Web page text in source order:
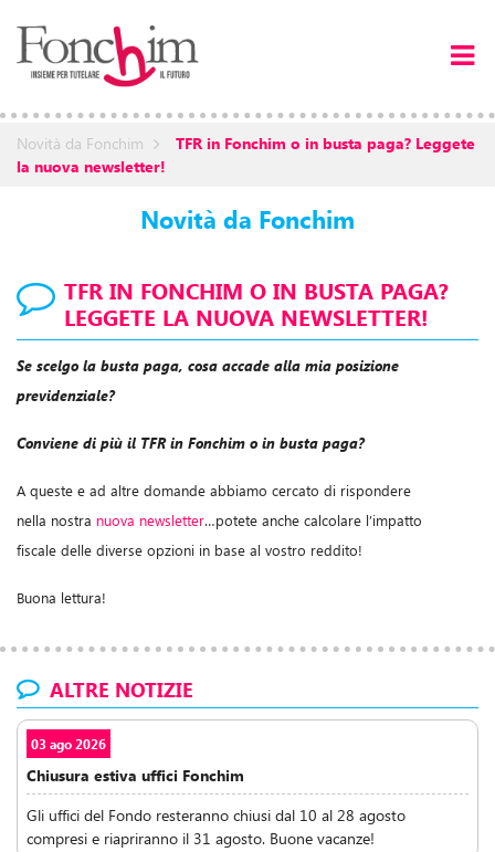
Novità da Fonchim
la nuova newsletter!
Novità da Fonchim
TFR IN FONCHIM O IN BUSTA PAGA?
LEGGETE LA NUOVA NEWSLETTER!
Se scelgo la busta paga, cosa accade alla mia posizione
previdenziale?
Conviene di più il TFR in Fonchim o in busta paga?
A queste e ad altre domande abbiamo cercato di rispondere
nella nostra nuova newsletter…potete anche calcolare l’impatto
fiscale delle diverse opzioni in base al vostro reddito!
Buona lettura!
ALTRE NOTIZIE
03 ago 2026
Chiusura estiva uffici Fonchim
Gli uffici del Fondo resteranno chiusi dal 10 al 28 agosto
compresi e riapriranno il 31 agosto. Buone vacanze!